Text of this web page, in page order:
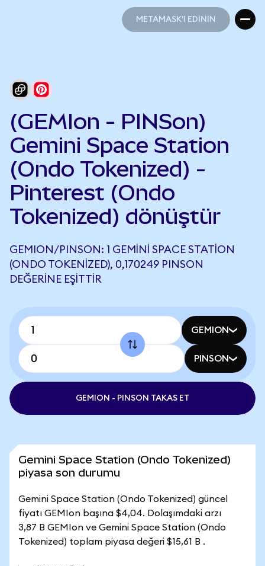
METAMASK'I EDİNİN
(GEMIon - PINSon)
Gemini Space Station
(Ondo Tokenized) -
Pinterest (Ondo
Tokenized) dönüştür
GEMION/PINSON: 1 GEMINI SPACE STATION
(ONDO TOKENIZED), 0,170249 PINSON
DEĞERINE EŞITTIR
GEMION
PINSON
GEMION - PINSON TAKAS ET
Gemini Space Station (Ondo Tokenized)
piyasa son durumu
Gemini Space Station (Ondo Tokenized) güncel
fiyatı GEMIon başına $4,04. Dolaşımdaki arzı
3,87 B GEMIon ve Gemini Space Station (Ondo
Tokenized) toplam piyasa değeri $15,61 B .